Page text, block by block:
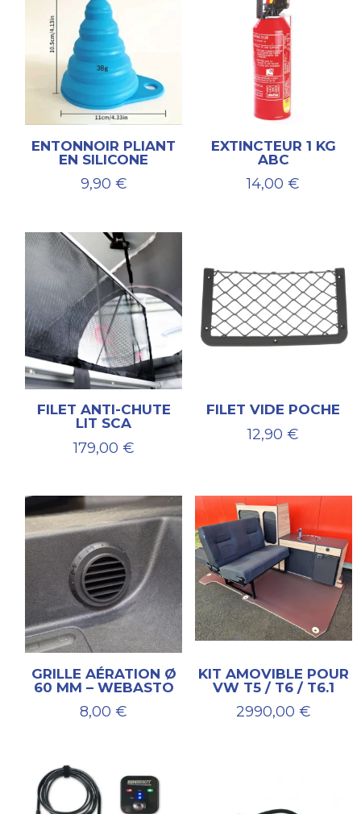
ENTONNOIR PLIANT
EN SILICONE
9,90 €
EXTINCTEUR 1 KG
ABC
14,00€
FILET ANTI-CHUTE
LIT SCA
179,00 €
FILET VIDE POCHE
12,90€
GRILLE AÉRATION Ø
60 MM – WEBASTO
8,00€
KIT AMOVIBLE POUR
VW T5 / T6 / T6.1
2990,00 €